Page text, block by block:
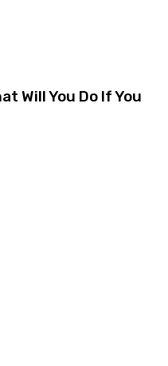
Will You Do If You